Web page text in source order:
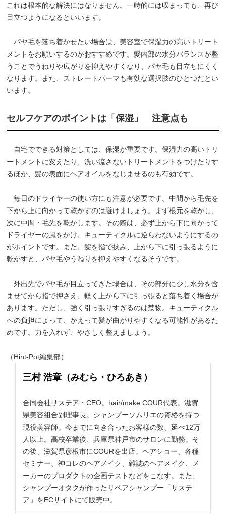
これは根本的な解決にはなりません。一時的には収まっても、再び
目立つようになるといいます。
パヤ毛を落ち着かせたい場合は、美容室で保湿力の高いトリート
メントをお願いするのがおすすめです。髪内部の水分バランスが整
うことでうねりや広がりを抑えやすくなり、パヤ毛も目立ちにくく
なります。また、ストレートパーマも有効な選択肢のひとつだとい
います。
セルフケアのポイントは「保湿」 注意点も
自宅でできる対策としては、保湿が重要です。保湿力の高いトリ
ートメントに変えたり、洗い流さないトリートメントをつけたりす
るほか、髪の表面にヘアオイルをなじませるのも有効です。
毎日のドライヤーの使い方にも注意が必要です。中間から毛先を
下から上に向かって乾かすのは避けましょう。まず根元を乾かし、
次に中間・毛先を乾かします。その際は、必ず上から下に向かって
ドライヤーの風をかけ、キューティクルに逆らわないようにするの
がポイントです。また、髪を指で挟み、上から下に引っ張るように
乾かすと、パヤ毛やうねりを抑えやすくなるそうです。
外出先でパヤ毛が目立ってきた場合は、その部分に少し水分を含
ませてから指で押さえ、軽く上から下に引っ張ると落ち着く場合が
あります。ただし、強く引っ張りすぎるのは禁物。キューティクル
への負担によって、かえって髪が曲がりやすくなる可能性があるた
めです。力を入れず、やさしく整えましょう。
（Hint-Pot編集部）
三村 浩章（みむら・ひろあき）
合同会社サステア・CEO。hair/make COUR代表。滋賀
県美容組合副理事長。シャンプーソムリエの資格を持つ
現役美容師。今までに向き合ったお客様の数、延べ12万
人以上。高校卒業後、兵庫県神戸市のサロンに勤務。そ
の後、滋賀県彦根市にCOURを出店。ヘアショー、各種
セミナー、神コレのヘアメイク、雑誌のヘアメイク、メ
ーカーのプロダクトの企画テストなどをこなす。また、
シャンプーオタクが作ったリペアシャンプー「サステ
ア」をECサイトにて販売中。